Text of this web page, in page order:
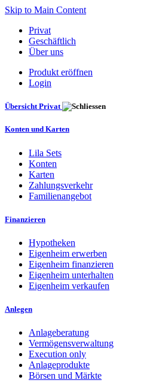
Skip to Main Content
Privat
Geschäftlich
Über uns
Produkt eröffnen
Login
Übersicht Privat
Konten und Karten
Lila Sets
Konten
Karten
Zahlungsverkehr
Familienangebot
Finanzieren
Hypotheken
Eigenheim erwerben
Eigenheim finanzieren
Eigenheim unterhalten
Eigenheim verkaufen
Anlegen
Anlageberatung
Vermögensverwaltung
Execution only
Anlageprodukte
Börsen und Märkte